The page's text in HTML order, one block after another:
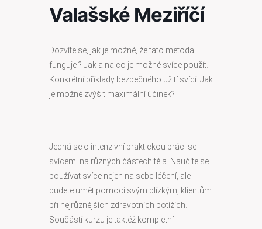
Valašské Meziříčí
Dozvíte se, jak je možné, že tato metoda
funguje ? Jak a na co je možné svíce použít.
Konkrétní příklady bezpečného užití svící. Jak
je možné zvýšit maximální účinek?
Jedná se o intenzivní praktickou práci se
svícemi na různých částech těla. Naučíte se
používat svíce nejen na sebe-léčení, ale
budete umět pomoci svým blízkým, klientům
při nejrůznějších zdravotních potížích.
Součástí kurzu je taktéž kompletní